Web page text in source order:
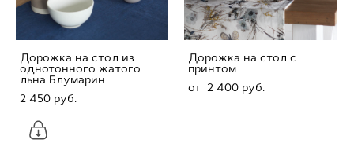
Дорожка на стол из
однотонного жатого
льна Блумарин
2 450 pуб.
Дорожка на стол с
принтом
от 2 400 pуб.